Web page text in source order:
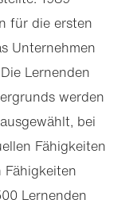
für die ersten
Unternehmen
Lernenden
werden
bei
Fähigkeiten
Lernenden